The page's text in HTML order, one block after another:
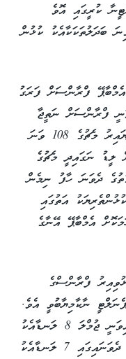
ކުރީގައި އޮވެ
ބަދަލުތަކަކާއެކު ކުޅުން
އެމްބާޕޭ ފްރާންސަށް ފަރަގު
ފްރާންސަށް ނަތީޖާ
ހަމަހަމަކޮށްދީފަ އެވެ. އިތުރުވަގުތަށް މެޗު ދިޔައިރު މެޗުގެ 108 ވަނަ
ލީޑު ނަގައިދީ މެޗުގެ
ދެވަނަ ހާފު ނިމެން
އަތުގައި
އެމްބާޕޭ އޭނާގެ
4 - 2 ން މޮޅުވިއިރު ފްރާންސްގެ
ނާކާމިޔާބުވީ އެވެ.
އެމްބާޕޭގެ ހެޓްރިކާއެކު އޭނާ ވެގެން ގޮސްފައިވަނީ ޖުމްލަ 8 ލަނޑާއެކު
މިފަހަރުގެ ވޯލްޑްކަޕުގެ ޓޮޕް ސްކޯރާ އަށެވެ. ދެވަނައިގައި 7 ލަނޑާއެކު